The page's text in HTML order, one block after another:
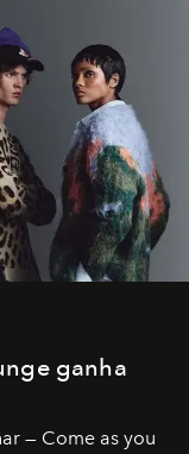
ganha
— Come as you